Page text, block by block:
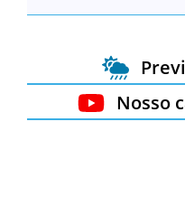
Nosso